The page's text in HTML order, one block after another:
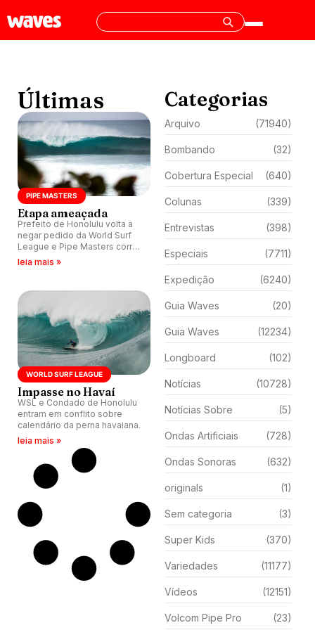
Últimas
PIPE MASTERS
Etapa ameaçada
Prefeito de Honolulu volta a
negar pedido da World Surf
League e Pipe Masters corre
risco de sair do calendário do
leia mais »
WORLD SURF LEAGUE
Impasse no Havaí
WSL e Condado de Honolulu
entram em conflito sobre
calendário da perna havaiana.
leia mais »
Categorias
Arquivo (71940)
Bombando (32)
Cobertura Especial (640)
Colunas (339)
Entrevistas (398)
Especiais (7711)
Expedição (6240)
Guia Waves (20)
Guia Waves (12234)
Longboard (102)
Notícias (10728)
Notícias Sobre (5)
Ondas Artificiais (728)
Ondas Sonoras (632)
originals (1)
Sem categoria (3)
Super Kids (370)
Variedades (11177)
Vídeos (12151)
Volcom Pipe Pro (23)